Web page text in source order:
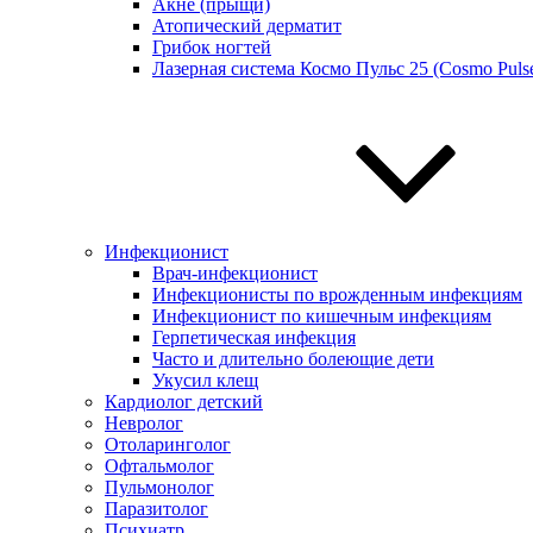
Акне (прыщи)
Атопический дерматит
Грибок ногтей
Лазерная система Космо Пульс 25 (Cosmo
Инфекционист
Врач-инфекционист
Инфекционисты по врожденным инфекциям
Инфекционист по кишечным инфекциям
Герпетическая инфекция
Часто и длительно болеющие дети
Укусил клещ
Кардиолог детский
Невролог
Отоларинголог
Офтальмолог
Пульмонолог
Паразитолог